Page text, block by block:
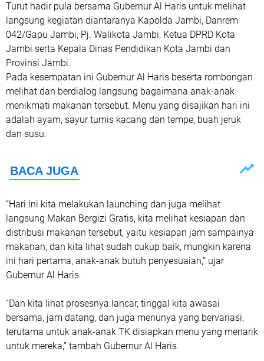
Turut hadir pula bersama Gubernur Al Haris untuk melihat
langsung kegiatan diantaranya Kapolda Jambi, Danrem
042/Gapu Jambi, Pj. Walikota Jambi, Ketua DPRD Kota
Jambi serta Kepala Dinas Pendidikan Kota Jambi dan
Provinsi Jambi.
Pada kesempatan ini Gubernur Al Haris beserta rombongan
melihat dan berdialog langsung bagaimana anak-anak
menikmati makanan tersebut. Menu yang disajikan hari ini
adalah ayam, sayur tumis kacang dan tempe, buah jeruk
dan susu.
“Hari ini kita melakukan launching dan juga melihat
langsung Makan Bergizi Gratis, kita melihat kesiapan dan
distribusi makanan tersebut, yaitu kesiapan jam sampainya
makanan, dan kita lihat sudah cukup baik, mungkin karena
ini hari pertama, anak-anak butuh penyesuaian,” ujar
Gubernur Al Haris.
“Dan kita lihat prosesnya lancar, tinggal kita awasai
bersama, jam datang, dan juga menunya yang bervariasi,
terutama untuk anak-anak TK disiapkan menu yang menarik
untuk mereka,” tambah Gubernur Al Haris.